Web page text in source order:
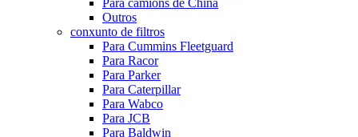
Para camións de China
Outros
conxunto de filtros
Para Cummins Fleetguard
Para Racor
Para Parker
Para Caterpillar
Para Wabco
Para JCB
Para Baldwin